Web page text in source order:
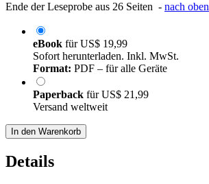
Ende der Leseprobe aus 26 Seiten - nach oben
eBook fürUS$ 19,99
Sofort herunterladen. Inkl. MwSt.
Format: PDF – für alle Geräte
Paperback fürUS$ 21,99
Versand weltweit
In den Warenkorb
Details